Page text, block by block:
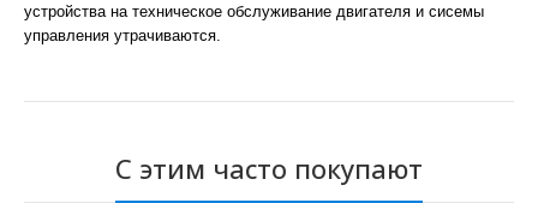
устройства на техническое обслуживание двигателя и сисемы
управления утрачиваются.
С этим часто покупают